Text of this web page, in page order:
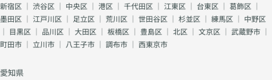
新宿区 ｜ 渋谷区 ｜ 中央区 ｜ 港区 ｜ 千代田区 ｜ 江東区 ｜ 台東区 ｜ 葛飾区 ｜
墨田区 ｜ 江戸川区 ｜ 足立区 ｜ 荒川区 ｜ 世田谷区 ｜ 杉並区 ｜ 練馬区 ｜ 中野区
｜ 目黒区 ｜ 品川区 ｜ 大田区 ｜ 板橋区 ｜ 豊島区 ｜ 北区 ｜ 文京区 ｜ 武蔵野市 ｜
町田市 ｜ 立川市 ｜ 八王子市 ｜ 調布市 ｜ 西東京市
愛知県